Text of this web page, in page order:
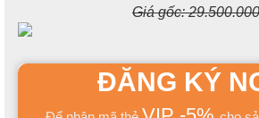
Giá gốc:
ĐĂNG KÝ